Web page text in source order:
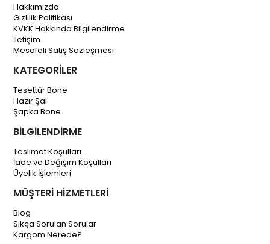
Hakkımızda
Gizlilik Politikası
KVKK Hakkında Bilgilendirme
İletişim
Mesafeli Satış Sözleşmesi
KATEGORİLER
Tesettür Bone
Hazır Şal
Şapka Bone
BİLGİLENDİRME
Teslimat Koşulları
İade ve Değişim Koşulları
Üyelik İşlemleri
MÜŞTERİ HİZMETLERİ
Blog
Sıkça Sorulan Sorular
Kargom Nerede?